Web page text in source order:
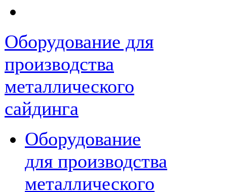
Оборудование для
производства
металлического
сайдинга
Оборудование
для производства
металлического